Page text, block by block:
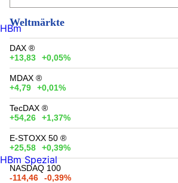
Weltmärkte
DAX ®
+13,83
+0,05%
MDAX ®
+4,79
+0,01%
TecDAX ®
+54,26
+1,37%
E-STOXX 50 ®
+25,58
+0,39%
NASDAQ 100
-114,46
-0,39%
HBm
HBm Spezial